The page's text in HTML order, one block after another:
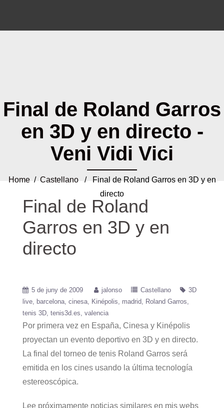
Final de Roland Garros
en 3D y en directo -
Veni Vidi Vici
Home/ Castellano/ Final de Roland Garros en 3D y en
directo
Final de Roland
Garros en 3D y en
directo
5 de juny de 2009 jalonso Castellano
3D
live
barcelona cinesa Kinépolis madrid
Roland Garros
tenis 3D tenis3d.es valencia
Por primera vez en España, Cinesa y Kinépolis
proyectan un evento deportivo en 3D y en directo.
La final del torneo de tenis Roland Garros será
emitida en los cines usando la última tecnología
estereoscópica.
Lee próximamente noticias similares en mis webs